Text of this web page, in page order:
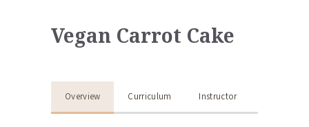
Vegan Carrot Cake
Overview Curriculum Instructor